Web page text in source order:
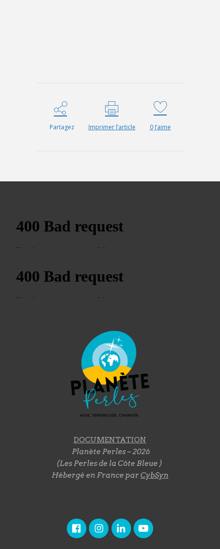
Partagez Imprimer l’article 0J’aime
DOCUMENTATION
Planète Perles – 2026
(Les Perles de la Côte Bleue )
Hébergé en France parCybSyn